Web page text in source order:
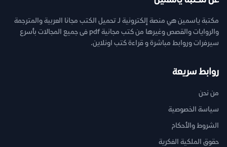
مكتبة ياسمين هي منصة إلكترونية لـ تحميل الكتب مجانا العربية والمترجمة
والروايات والقصص وغيرها من كتب مجانية pdf فى جميع المجالات بأسرع
سيرفرات وروابط مباشرة و قراءة كتب اونلاين.
روابط سريعة
من نحن
سياسة الخصوصية
الشروط والأحكام
حقوق الملكية الفكرية